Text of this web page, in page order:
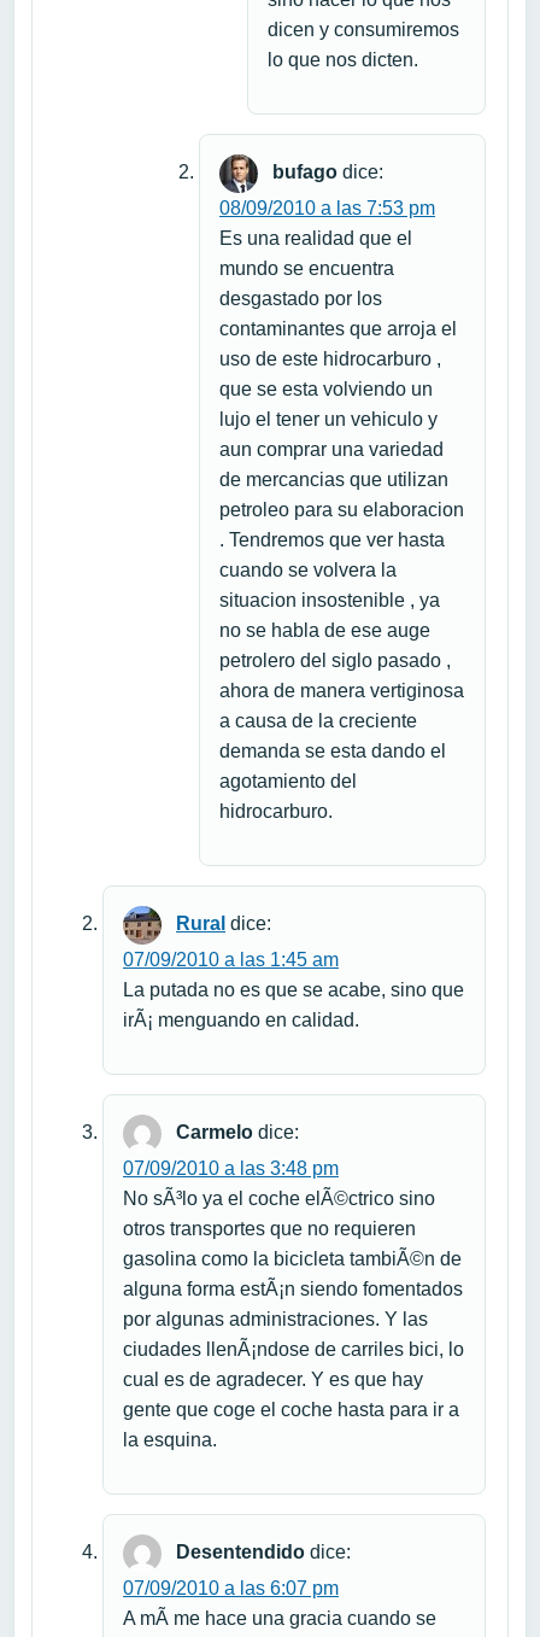
dicen y consumiremos
lo que nos dicten.
bufago dice:
08/09/2010 a las 7:53 pm
Es una realidad que el
mundo se encuentra
desgastado por los
contaminantes que arroja el
uso de este hidrocarburo ,
que se esta volviendo un
lujo el tener un vehiculo y
aun comprar una variedad
de mercancias que utilizan
petroleo para su elaboracion
. Tendremos que ver hasta
cuando se volvera la
situacion insostenible , ya
no se habla de ese auge
petrolero del siglo pasado ,
ahora de manera vertiginosa
a causa de la creciente
demanda se esta dando el
agotamiento del
hidrocarburo.
Rural dice:
07/09/2010 a las 1:45 am
La putada no es que se acabe, sino que
irÃ¡ menguando en calidad.
Carmelo dice:
07/09/2010 a las 3:48 pm
No sÃ³lo ya el coche elÃ©ctrico sino
otros transportes que no requieren
gasolina como la bicicleta tambiÃ©n de
alguna forma estÃ¡n siendo fomentados
por algunas administraciones. Y las
ciudades llenÃ¡ndose de carriles bici, lo
cual es de agradecer. Y es que hay
gente que coge el coche hasta para ir a
la esquina.
Desentendido dice:
07/09/2010 a las 6:07 pm
A mÃ­ me hace una gracia cuando se